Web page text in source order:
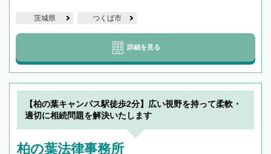
茨城県 つくば市
詳細を見る
【柏の葉キャンパス駅徒歩2分】広い視野を持って柔軟・
適切に相続問題を解決いたします
柏の葉法律事務所